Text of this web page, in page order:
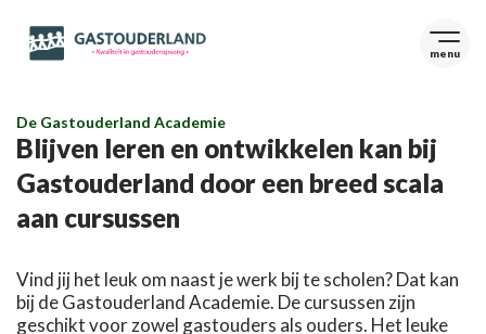
menu
De Gastouderland Academie
Blijven leren en ontwikkelen kan bij
Gastouderland door een breed scala
aan cursussen
Vind jij het leuk om naast je werk bij te scholen? Dat kan
bij de Gastouderland Academie. De cursussen zijn
geschikt voor zowel gastouders als ouders. Het leuke